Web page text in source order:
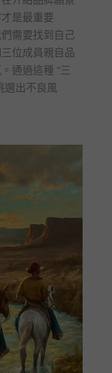
是最重要
需要找到自己
位成員親自品
通過這種 “三
選出不良風